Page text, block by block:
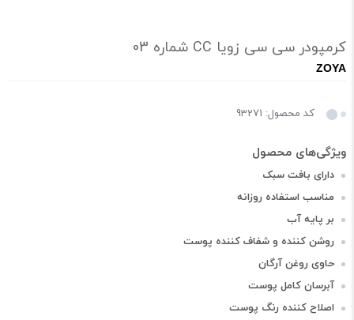
کرمپودر سی سی زویا CC شماره 03
ZOYA
کد محصول: 93271
دارای بافت سبک
مناسب استفاده روزانه
بر پایه آب
روشن کننده و شفاف کننده پوست
حاوی روغن آرگان
آبرسان کامل پوست
اصلاح کننده رنگ پوست